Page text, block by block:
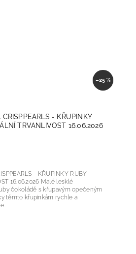
–25 %
- KŘUPINKY
TRVANLIVOST 16.06.2026
- KŘUPINKY RUBY -
Malé lesklé
čokoládě s křupavým opečeným